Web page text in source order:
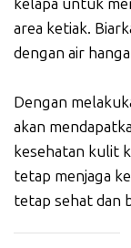
area ketiak.
dengan air
Dengan
akan
kesehatan kulit
tetap menjaga
tetap sehat dan